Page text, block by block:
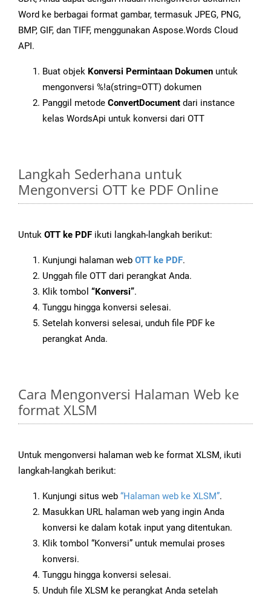
Word ke berbagai format gambar, termasuk JPEG, PNG,
BMP, GIF, dan TIFF, menggunakan Aspose.Words Cloud
API.
Buat objek Konversi Permintaan Dokumen untuk
mengonversi %!a(string=OTT) dokumen
Panggil metode ConvertDocument dari instance
kelas WordsApi untuk konversi dari OTT
Langkah Sederhana untuk
Mengonversi OTT ke PDF Online
Untuk OTT ke PDF ikuti langkah-langkah berikut:
Kunjungi halaman web OTT ke PDF.
Unggah file OTT dari perangkat Anda.
Klik tombol “Konversi”.
Tunggu hingga konversi selesai.
Setelah konversi selesai, unduh file PDF ke
perangkat Anda.
Cara Mengonversi Halaman Web ke
format XLSM
Untuk mengonversi halaman web ke format XLSM, ikuti
langkah-langkah berikut:
Kunjungi situs web “Halaman web ke XLSM”.
Masukkan URL halaman web yang ingin Anda
konversi ke dalam kotak input yang ditentukan.
Klik tombol “Konversi” untuk memulai proses
konversi.
Tunggu hingga konversi selesai.
Unduh file XLSM ke perangkat Anda setelah